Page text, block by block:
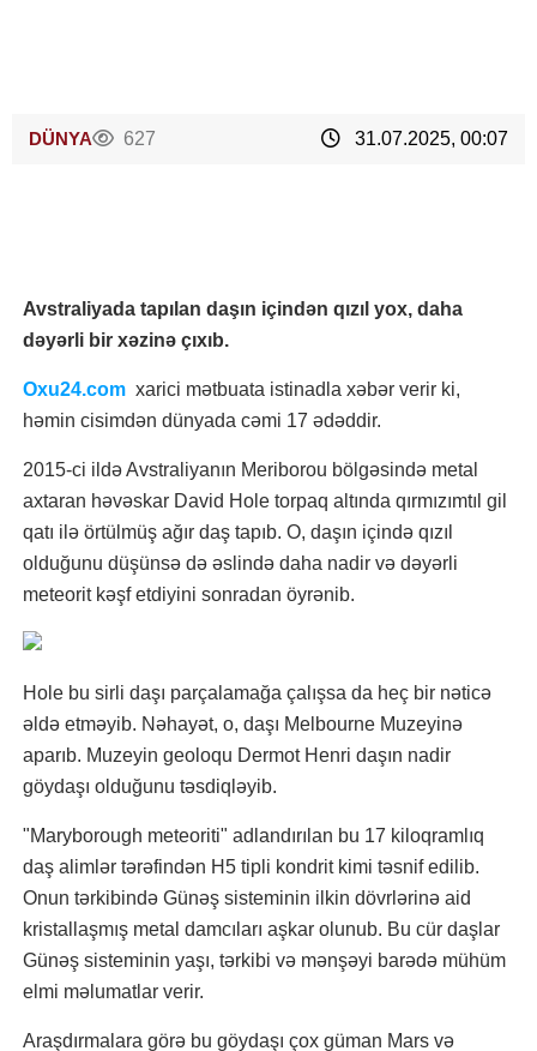
DÜNYA 627 31.07.2025, 00:07
Avstraliyada tapılan daşın içindən qızıl yox, daha
dəyərli bir xəzinə çıxıb.
Oxu24.com xarici mətbuata istinadla xəbər verir ki,
həmin cisimdən dünyada cəmi 17 ədəddir.
2015-ci ildə Avstraliyanın Meriborou bölgəsində metal
axtaran həvəskar David Hole torpaq altında qırmızımtıl gil
qatı ilə örtülmüş ağır daş tapıb. O, daşın içində qızıl
olduğunu düşünsə də əslində daha nadir və dəyərli
meteorit kəşf etdiyini sonradan öyrənib.
Hole bu sirli daşı parçalamağa çalışsa da heç bir nəticə
əldə etməyib. Nəhayət, o, daşı Melbourne Muzeyinə
aparıb. Muzeyin geoloqu Dermot Henri daşın nadir
göydaşı olduğunu təsdiqləyib.
"Maryborough meteoriti" adlandırılan bu 17 kiloqramlıq
daş alimlər tərəfindən H5 tipli kondrit kimi təsnif edilib.
Onun tərkibində Günəş sisteminin ilkin dövrlərinə aid
kristallaşmış metal damcıları aşkar olunub. Bu cür daşlar
Günəş sisteminin yaşı, tərkibi və mənşəyi barədə mühüm
elmi məlumatlar verir.
Araşdırmalara görə bu göydaşı çox güman Mars və